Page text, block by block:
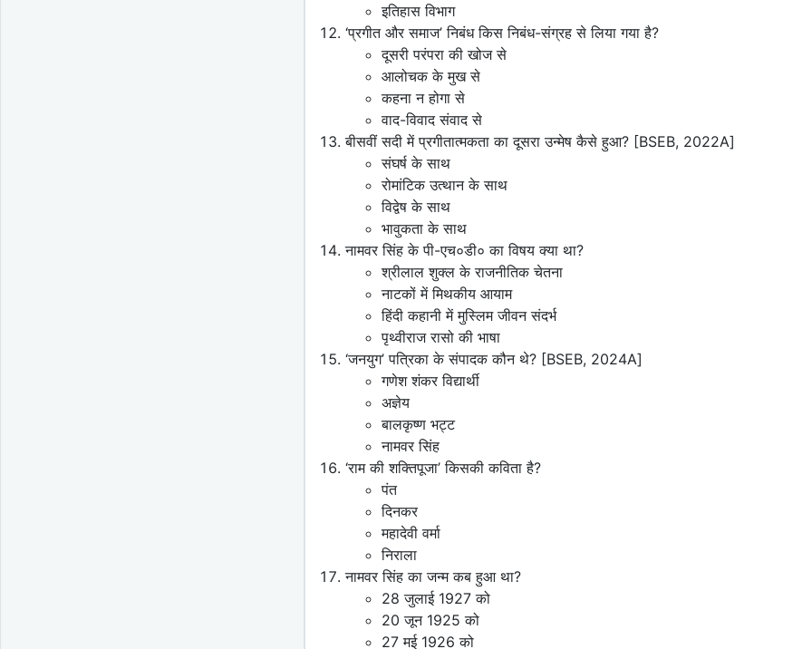
इतिहास विभाग
‘प्रगीत और समाज’ निबंध किस निबंध-संग्रह से लिया गया है?
दूसरी परंपरा की खोज से
आलोचक के मुख से
कहना न होगा से
वाद-विवाद संवाद से
बीसवीं सदी में प्रगीतात्मकता का दूसरा उन्मेष कैसे हुआ? [BSEB, 2022A]
संघर्ष के साथ
रोमांटिक उत्थान के साथ
विद्वेष के साथ
भावुकता के साथ
नामवर सिंह के पी-एच०डी० का विषय क्या था?
श्रीलाल शुक्ल के राजनीतिक चेतना
नाटकों में मिथकीय आयाम
हिंदी कहानी में मुस्लिम जीवन संदर्भ
पृथ्वीराज रासो की भाषा
‘जनयुग’ पत्रिका के संपादक कौन थे? [BSEB, 2024A]
गणेश शंकर विद्यार्थी
अज्ञेय
बालकृष्ण भट्ट
नामवर सिंह
‘राम की शक्तिपूजा’ किसकी कविता है?
पंत
दिनकर
महादेवी वर्मा
निराला
नामवर सिंह का जन्म कब हुआ था?
28 जुलाई 1927 को
20 जून 1925 को
27 मई 1926 को